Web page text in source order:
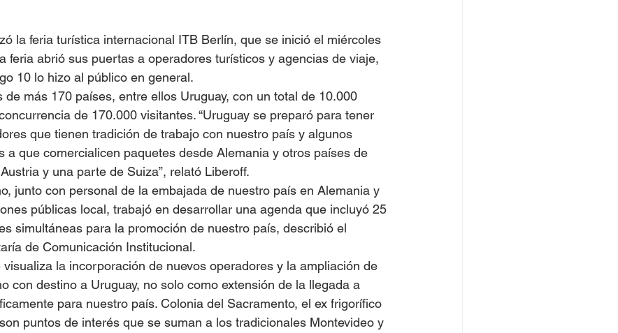
la feria turística internacional ITB Berlín, que se inició el miércoles
feria abrió sus puertas a operadores turísticos y agencias de viaje,
10 lo hizo al público en general.
de más 170 países, entre ellos Uruguay, con un total de 10.000
de 170.000 visitantes. “Uruguay se preparó para tener
que tienen tradición de trabajo con nuestro país y algunos
a que comercialicen paquetes desde Alemania y otros países de
y una parte de Suiza”, relató Liberoff.
junto con personal de la embajada de nuestro país en Alemania y
públicas local, trabajó en desarrollar una agenda que incluyó 25
simultáneas para la promoción de nuestro país, describió el
de Comunicación Institucional.
visualiza la incorporación de nuevos operadores y la ampliación de
con destino a Uruguay, no solo como extensión de la llegada a
para nuestro país. Colonia del Sacramento, el ex frigorífico
puntos de interés que se suman a los tradicionales Montevideo y